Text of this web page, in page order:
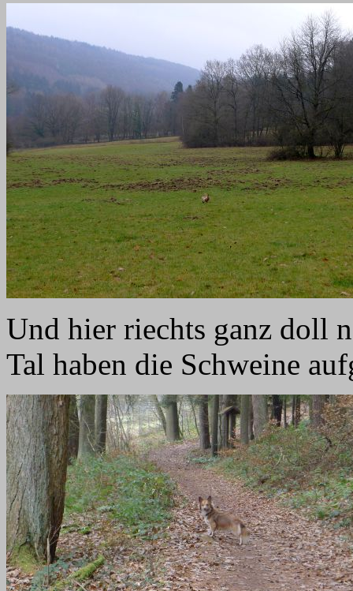
Und hier riechts ganz doll
Tal haben die Schweine